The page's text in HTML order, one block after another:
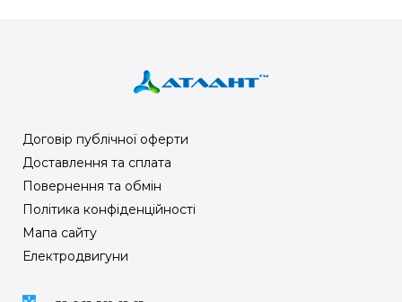
Договір публічної оферти
Доставлення та сплата
Повернення та обмін
Політика конфіденційності
Мапа сайту
Електродвигуни